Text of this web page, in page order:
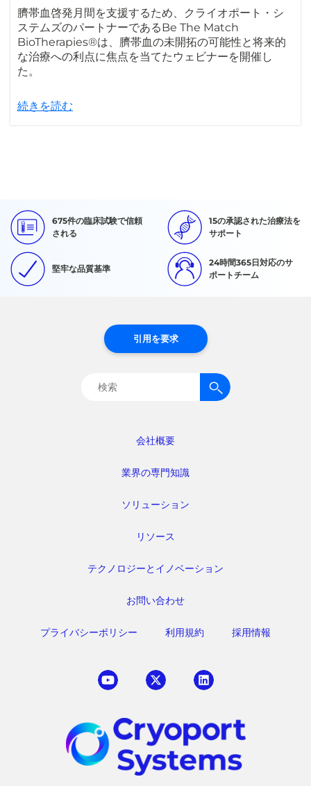
臍帯血啓発月間を支援するため、クライオポート・シ
ステムズのパートナーであるBe The Match
BioTherapies®は、臍帯血の未開拓の可能性と将来的
な治療への利点に焦点を当てたウェビナーを開催し
た。
続きを読む
675件の臨床試験で信頼
される
15の承認された治療法を
サポート
堅牢な品質基準
24時間365日対応のサ
ポートチーム
会社概要
業界の専門知識
ソリューション
リソース
テクノロジーとイノベーション
お問い合わせ
プライバシーポリシー 利用規約 採用情報
引用を要求
検